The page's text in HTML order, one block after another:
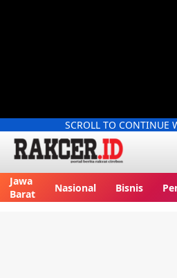
SCROLL TO CONTINUE
Jawa
Barat
Nasional Bisnis